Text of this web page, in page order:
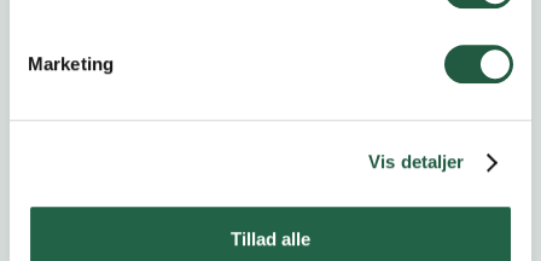
Marketing
Vis detaljer
Tillad alle
Høstfest